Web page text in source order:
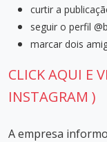
curtir a
seguir o perfil
marcar dois
CLICK AQUI E
INSTAGRAM )
A empresa